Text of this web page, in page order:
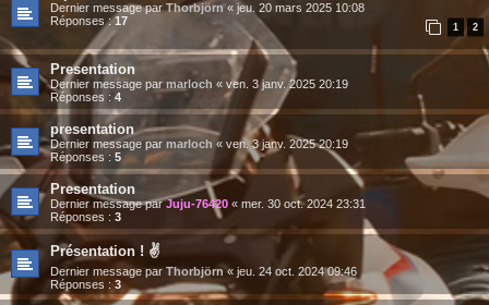
Dernier message par Thorbjörn« jeu. 20 mars 2025 10:08
Réponses :17 1 2
Presentation
Dernier message par marloch « ven. 3 janv. 2025 20:19
Réponses : 4
presentation
Dernier message par marloch « ven. 3 janv. 2025 20:19
Réponses : 5
Presentation
Dernier message parJuju-76420 « mer. 30 oct. 2024 23:31
Réponses : 3
Présentation ! ✌️
Dernier message par Thorbjörn« jeu. 24 oct. 2024 09:46
Réponses : 3